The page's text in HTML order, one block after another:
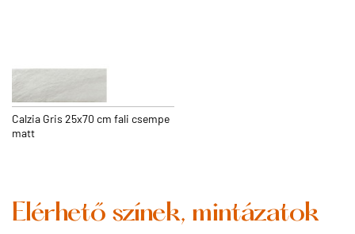
Calzia Gris 25x70 cm fali csempe
matt
Elérhető színek, mintázatok